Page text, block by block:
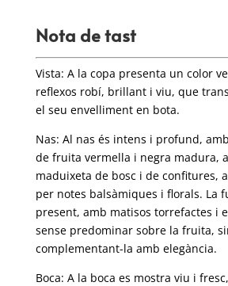
Nota de tast
Vista: A la copa presenta un color
reflexos robí, brillant i viu, que
el seu envelliment en bota.
Nas: Al nas és intens i profund,
de fruita vermella i negra madura,
maduixeta de bosc i de confitures,
per notes balsàmiques i florals. La
present, amb matisos torrefactes i
sense predominar sobre la fruita,
complementant-la amb elegància.
Boca: A la boca es mostra viu i